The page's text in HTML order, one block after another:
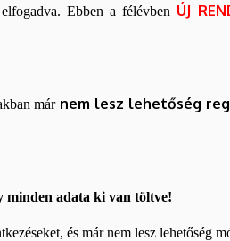
Ebben a félévben ÚJ
már nem lesz lehetőség
minden adata ki van töltve!
és már nem lesz lehetőség